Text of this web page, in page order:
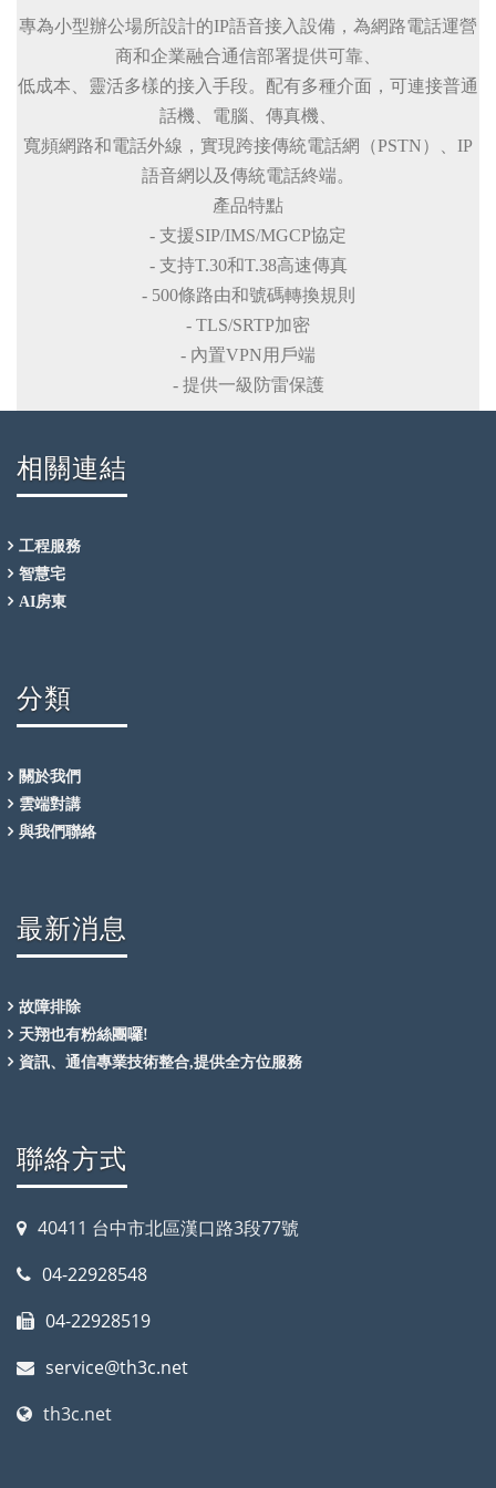
專為小型辦公場所設計的IP語音接入設備，為網路電話運營
商和企業融合通信部署提供可靠、
低成本、靈活多樣的接入手段。配有多種介面，可連接普通
話機、電腦、傳真機、
寬頻網路和電話外線，實現跨接傳統電話網（PSTN）、IP
語音網以及傳統電話終端。
產品特點
- 支援SIP/IMS/MGCP協定
- 支持T.30和T.38高速傳真
- 500條路由和號碼轉換規則
- TLS/SRTP加密
- 內置VPN用戶端
- 提供一級防雷保護
相關連結
工程服務
智慧宅
AI房東
分類
關於我們
雲端對講
與我們聯絡
最新消息
故障排除
天翔也有粉絲團囉!
資訊、通信專業技術整合,提供全方位服務
聯絡方式
40411 台中市北區漢口路3段77號
04-22928548
04-22928519
service@th3c.net
th3c.net